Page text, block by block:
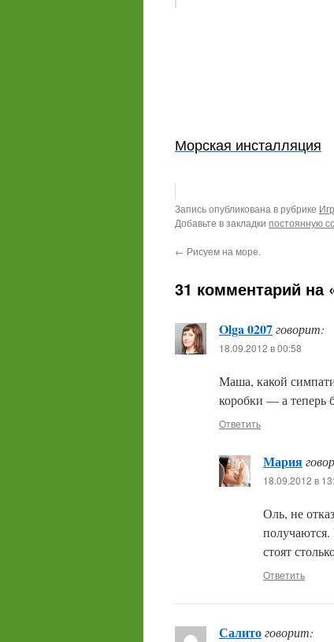
Морская инсталляция
Запись опубликована в рубрике
Добавьте в закладки постоянную
← Рисуем на море.
31 комментарий на
Olga 0207говорит:
18.09.2012 в 00:58
Маша, какой
коробки — а теперь
Ответить
Мария
18.09.2012 в
Оль, не
стоят
Ответить
Салитоговорит: